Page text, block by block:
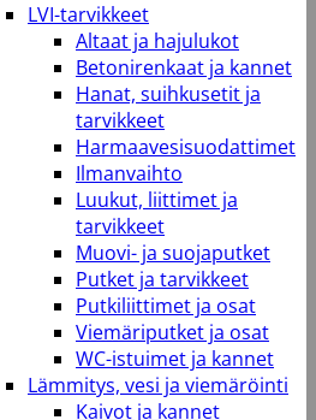
LVI-tarvikkeet
Altaat ja hajulukot
Betonirenkaat ja kannet
Hanat, suihkusetit ja
tarvikkeet
Harmaavesisuodattimet
Ilmanvaihto
Luukut, liittimet ja
tarvikkeet
Muovi- ja suojaputket
Putket ja tarvikkeet
Putkiliittimet ja osat
Viemäriputket ja osat
WC-istuimet ja kannet
Lämmitys, vesi ja viemäröinti
Kaivot ja kannet